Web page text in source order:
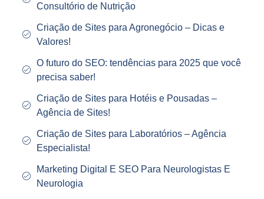
Consultório de Nutrição
Criação de Sites para Agronegócio – Dicas e
Valores!
O futuro do SEO: tendências para 2025 que você
precisa saber!
Criação de Sites para Hotéis e Pousadas –
Agência de Sites!
Criação de Sites para Laboratórios – Agência
Especialista!
Marketing Digital E SEO Para Neurologistas E
Neurologia